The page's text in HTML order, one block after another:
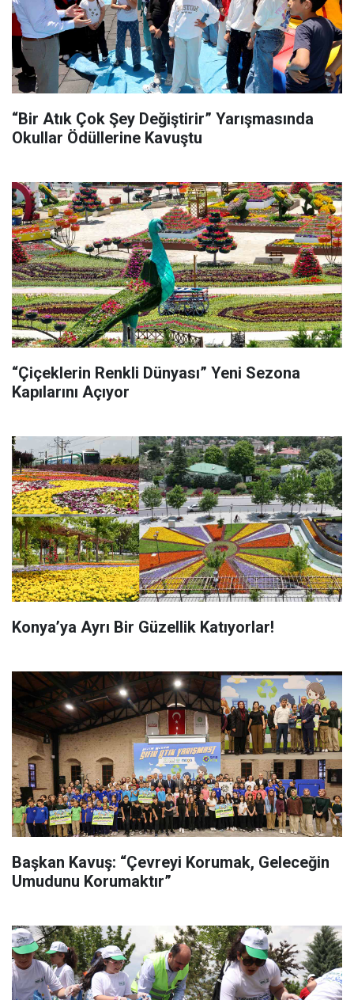
“Bir Atık Çok Şey Değiştirir” Yarışmasında
Okullar Ödüllerine Kavuştu
“Çiçeklerin Renkli Dünyası” Yeni Sezona
Kapılarını Açıyor
Konya’ya Ayrı Bir Güzellik Katıyorlar!
Başkan Kavuş: “Çevreyi Korumak, Geleceğin
Umudunu Korumaktır”